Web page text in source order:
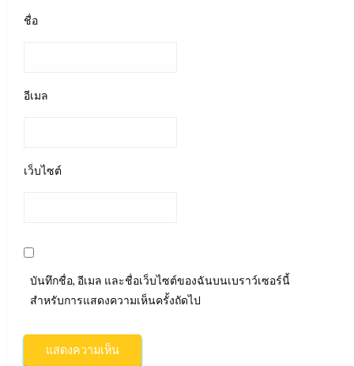
ชื่อ
อีเมล
เว็บไซต์
บันทึกชื่อ, อีเมล และชื่อเว็บไซต์ของฉันบนเบราว์เซอร์นี้
สำหรับการแสดงความเห็นครั้งถัดไป